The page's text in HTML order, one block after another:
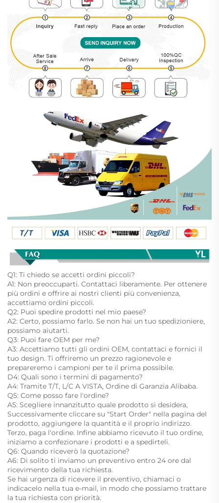
Q1: Ti chiedo se accetti ordini piccoli?
A1: Non preoccuparti. Contattaci liberamente. Per ottenere
più ordini e offrire ai nostri clienti più convenienza,
accettiamo ordini piccoli.
Q2: Puoi spedire prodotti nel mio paese?
A2: Certo, possiamo farlo. Se non hai un tuo spedizioniere,
possiamo aiutarti.
Q3: Puoi fare OEM per me?
A3: Accettiamo tutti gli ordini OEM, contattaci e fornici il
tuo design. Ti offriremo un prezzo ragionevole e
prepareremo i campioni per te il prima possibile.
D4: Quali sono i termini di pagamento?
A4: Tramite T/T, L/C A VISTA, Ordine di Garanzia Alibaba.
Q5: Come posso fare l'ordine?
A5: Scegliere innanzitutto quale prodotto si desidera,
Successivamente cliccare su "Start Order" nella pagina del
prodotto, aggiungere la quantità e il proprio indirizzo.
Terzo, paga l'ordine. Infine abbiamo ricevuto il tuo ordine,
iniziamo a confezionare i prodotti e a spedirteli.
Q6: Quando riceverò la quotazione?
A6: Di solito ti inviamo un preventivo entro 24 ore dal
ricevimento della tua richiesta.
Se hai urgenza di ricevere il preventivo, chiamaci o
indicacelo nella tua e-mail, in modo che possiamo trattare
la tua richiesta con priorità.